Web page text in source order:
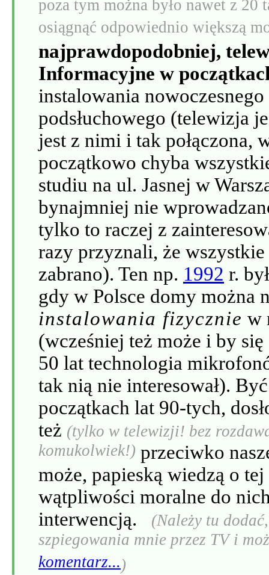
poza tym można było nawet z
osiągnąć odpowiednio większą
najprawdopodobniej,
Informacyjne w
instalowania
podsłuchowego (telewizja
jest z nimi i tak połączona,
początkowo chyba
studiu na ul. Jasnej w
bynajmniej nie
tylko to raczej z
razy przyznali, że
zabrano). Ten np. 1992 r.
gdy w Polsce domy można
instalowania fizycznie w
(wcześniej też może i by się
50 lat technologia
tak nią nie interesował).
początkach lat 90-tych,
też (tylko w telewizji! bez
komukolwiek!) przeciwko
może, papieską wiedzą o
wątpliwości moralne do
interwencją.
(Należy tu
szpiegowania mnie przez TV i
komentarz...)